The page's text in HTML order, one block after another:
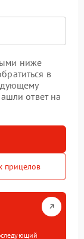
ниже
в
ответ на
прицелов